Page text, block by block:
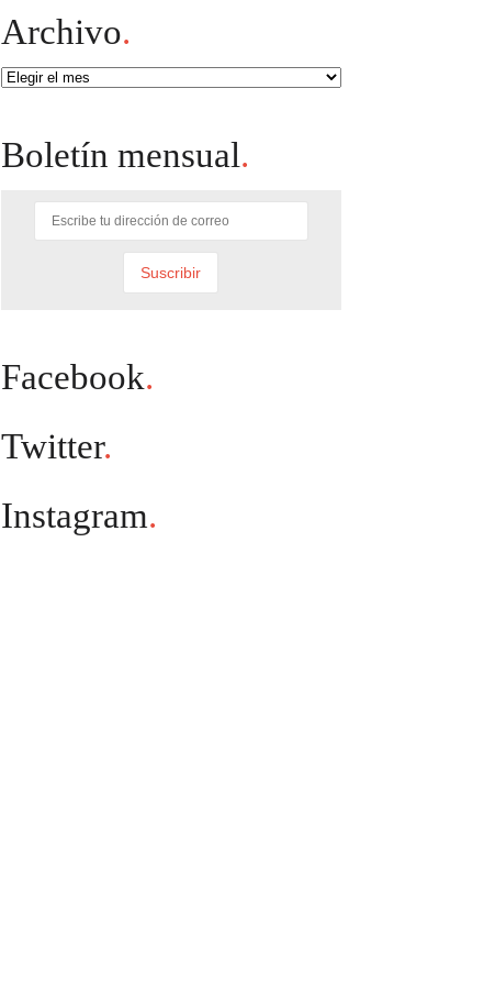
Archivo.
Archivo
Boletín mensual.
Facebook.
Twitter.
Instagram.